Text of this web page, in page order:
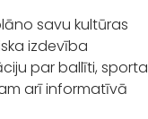
savu kultūras
izdevība
par ballīti, sporta
arī informatīvā